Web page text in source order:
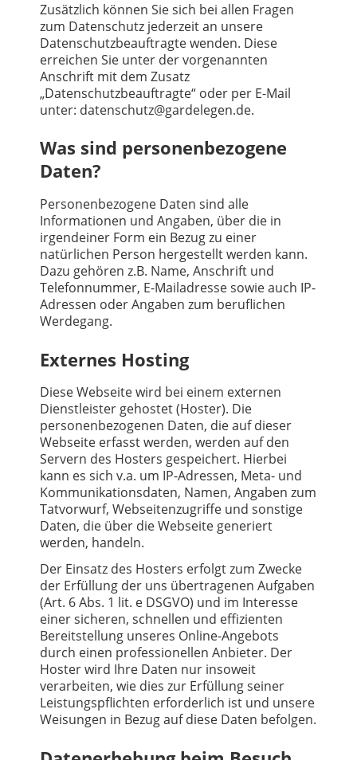
Zusätzlich können Sie sich bei allen Fragen
zum Datenschutz jederzeit an unsere
Datenschutzbeauftragte wenden. Diese
erreichen Sie unter der vorgenannten
Anschrift mit dem Zusatz
„Datenschutzbeauftragte“ oder per E-Mail
unter: datenschutz@gardelegen.de.
Was sind personenbezogene
Daten?
Personenbezogene Daten sind alle
Informationen und Angaben, über die in
irgendeiner Form ein Bezug zu einer
natürlichen Person hergestellt werden kann.
Dazu gehören z.B. Name, Anschrift und
Telefonnummer, E-Mailadresse sowie auch IP-
Adressen oder Angaben zum beruflichen
Werdegang.
Externes Hosting
Diese Webseite wird bei einem externen
Dienstleister gehostet (Hoster). Die
personenbezogenen Daten, die auf dieser
Webseite erfasst werden, werden auf den
Servern des Hosters gespeichert. Hierbei
kann es sich v.a. um IP-Adressen, Meta- und
Kommunikationsdaten, Namen, Angaben zum
Tatvorwurf, Webseitenzugriffe und sonstige
Daten, die über die Webseite generiert
werden, handeln.
Der Einsatz des Hosters erfolgt zum Zwecke
der Erfüllung der uns übertragenen Aufgaben
(Art. 6 Abs. 1 lit. e DSGVO) und im Interesse
einer sicheren, schnellen und effizienten
Bereitstellung unseres Online-Angebots
durch einen professionellen Anbieter. Der
Hoster wird Ihre Daten nur insoweit
verarbeiten, wie dies zur Erfüllung seiner
Leistungspflichten erforderlich ist und unsere
Weisungen in Bezug auf diese Daten befolgen.